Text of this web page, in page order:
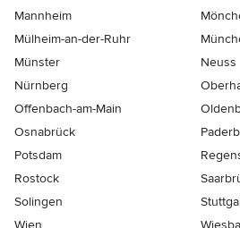
Mannheim
Mülheim-an-der-Ruhr
Münster
Neuss
Nürnberg
Offenbach-am-Main
Osnabrück
Potsdam
Rostock
Solingen